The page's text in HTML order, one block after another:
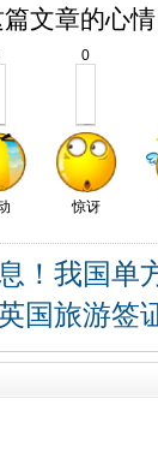
文章的心
0
惊讶
！我国单
国旅游签